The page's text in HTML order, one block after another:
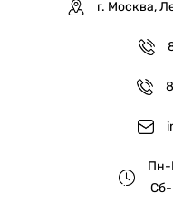
г. Москва,
Пн-
Сб-